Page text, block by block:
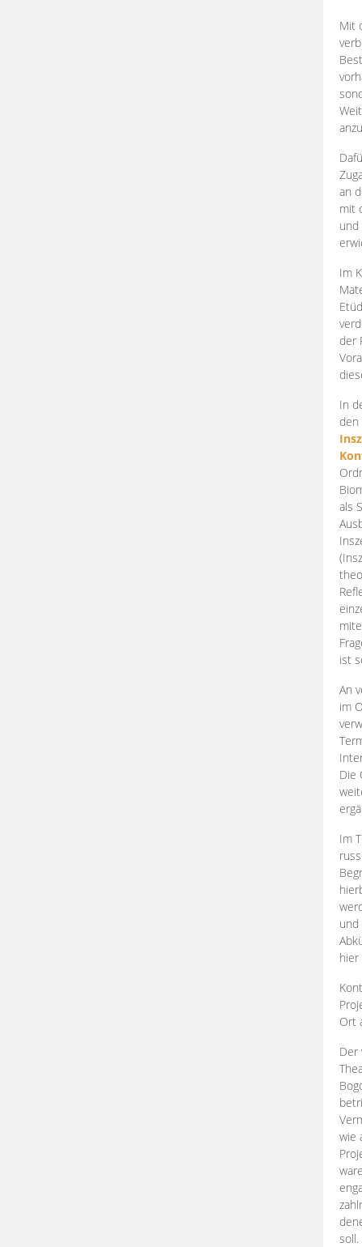
Mit
an
mit
und
Im
der
In
den
als
ist
An
im
Die
Im
und
Ort
Der
wie
zahlr
soll.